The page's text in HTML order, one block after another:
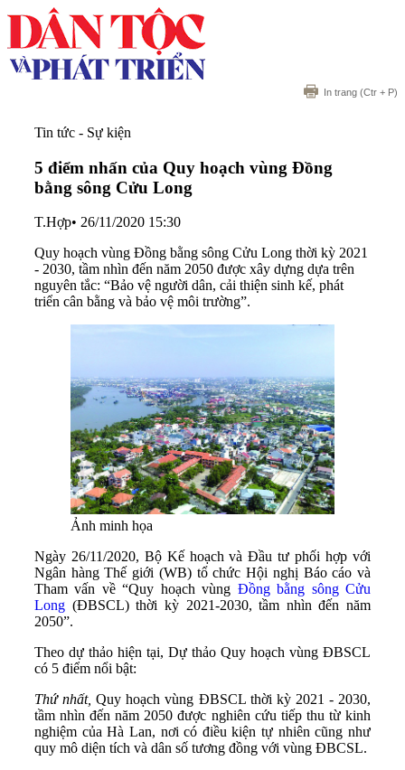
In trang (Ctr + P)
Tin tức - Sự kiện
5 điểm nhấn của Quy hoạch vùng Đồng
bằng sông Cửu Long
T.Hợp• 26/11/2020 15:30
Quy hoạch vùng Đồng bằng sông Cửu Long thời kỳ 2021
- 2030, tầm nhìn đến năm 2050 được xây dựng dựa trên
nguyên tắc: “Bảo vệ người dân, cải thiện sinh kế, phát
triển cân bằng và bảo vệ môi trường”.
Ảnh minh họa
Ngày 26/11/2020, Bộ Kế hoạch và Đầu tư phối hợp với
Ngân hàng Thế giới (WB) tổ chức Hội nghị Báo cáo và
Tham vấn về “Quy hoạch vùng Đồng bằng sông Cửu
Long (ĐBSCL) thời kỳ 2021-2030, tầm nhìn đến năm
2050”.
Theo dự thảo hiện tại, Dự thảo Quy hoạch vùng ĐBSCL
có 5 điểm nổi bật:
Thứ nhất, Quy hoạch vùng ĐBSCL thời kỳ 2021 - 2030,
tầm nhìn đến năm 2050 được nghiên cứu tiếp thu từ kinh
nghiệm của Hà Lan, nơi có điều kiện tự nhiên cũng như
quy mô diện tích và dân số tương đồng với vùng ĐBCSL.